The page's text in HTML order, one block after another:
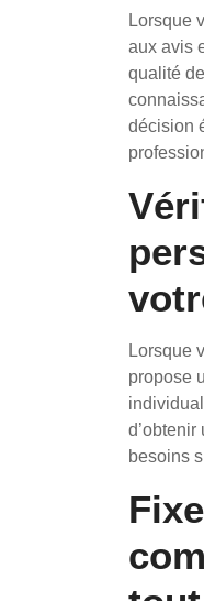
Lorsque
aux avis
qualité
décision
Lorsque
propose
besoins